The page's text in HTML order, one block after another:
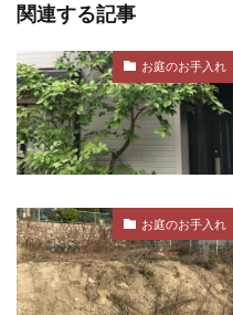
関連する記事
お庭のお手入れ
お庭のお手入れ